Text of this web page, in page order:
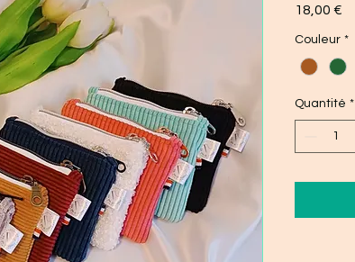
18,00 €
Couleur *
Quantité *